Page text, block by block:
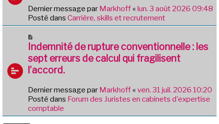
s
a
v
e
a
m
e
s
s
g
e
Dernier message par Markhoff« lun. 3 août 2026 09:48
Posté dans Carrière, skills et recrutement
o
u
v
e
u
m
e
s
Indemnité de rupture conventionnelle : les
sept erreurs de calcul qui fragilisent
l’accord.
Dernier message par Markhoff« ven. 31 juil. 2026 10:20
Posté dans Forum des Juristes en cabinets d'expertise
comptable